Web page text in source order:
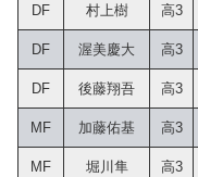
DF 村上樹 高3
DF 渥美慶大 高3
DF 後藤翔吾 高3
MF 加藤佑基 高3
MF 堀川隼 高3